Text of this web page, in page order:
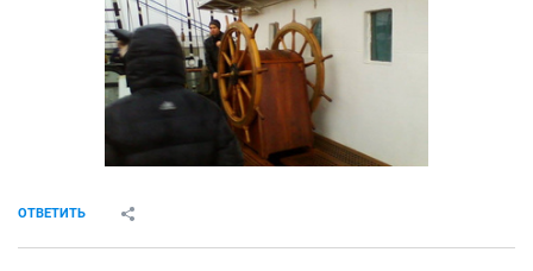
ОТВЕТИТЬ